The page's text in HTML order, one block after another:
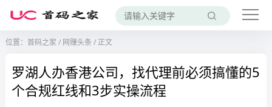
位置： 首码之家 / 网赚头条 /正文
罗湖人办香港公司，找代理前必须搞懂的5
个合规红线和3步实操流程